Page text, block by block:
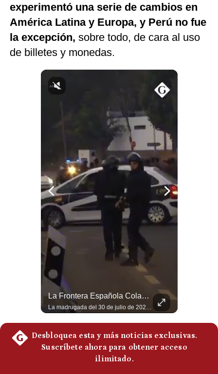
Internacional
Tecnología
Club del Suscriptor
Fotogalerías
gestion.pe
Condiciones
Politica
De
Cookies
experimentó una serie de cambios en
América Latina y Europa, y Perú no fue
la excepción, sobre todo, de cara al uso
de billetes y monedas.
La Frontera Española Colapsa ¿Qué Está Pasando En Ceuta? | Gestión Mundo